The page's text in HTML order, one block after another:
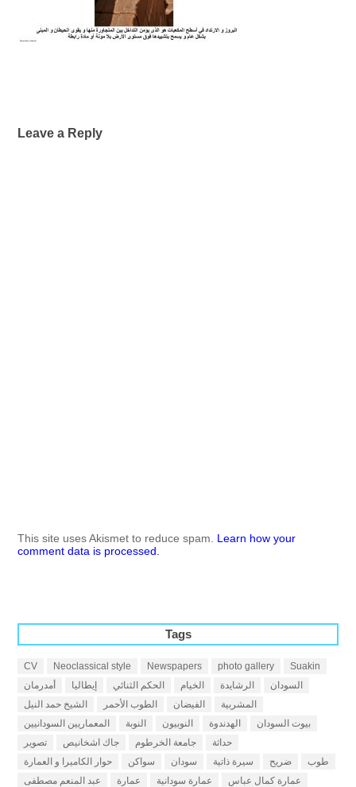
Leave a Reply
This site uses Akismet to reduce spam. Learn how your
comment data is processed.
Tags
CV Neoclassical style Newspapers photo gallery
Suakin
أمدرمان
إيطاليا الحكم الثنائي الخيام الرشايدة
السودان
الشيخ حمد النيل
الطوب الأحمر الفيضان
المشربية
المعماريين السودانيين
النوبة النوبيون الهدندوة
بيوت السودان
تصوير
جاك اشخانيص جامعة الخرطوم
حداثة
حوار الكاميرا و العمارة
سواكن سودان سيرة ذاتية ضريح
طوب
عبد المنعم مصطفى
عمارة عمارة سودانية
عمارة كمال عباس